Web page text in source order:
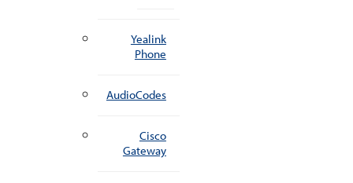
Yealink
Phone
AudioCodes
Cisco
Gateway